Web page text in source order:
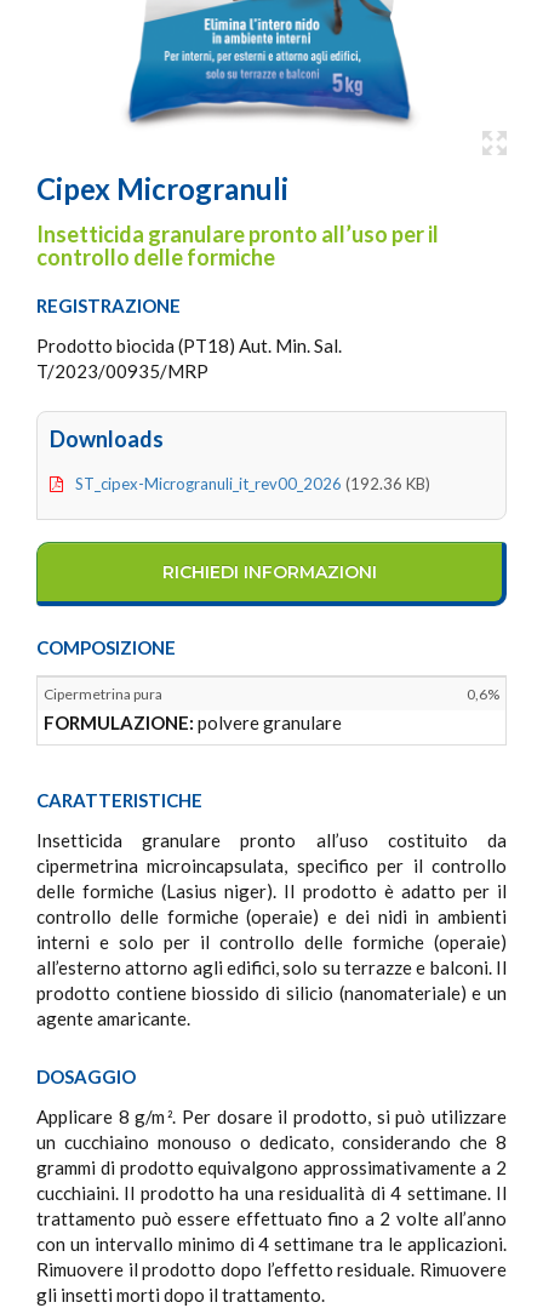
Cipex Microgranuli
Insetticida granulare pronto all’uso per il
controllo delle formiche
REGISTRAZIONE
Prodotto biocida (PT18) Aut. Min. Sal.
T/2023/00935/MRP
Downloads
ST_cipex-Microgranuli_it_rev00_2026 (192.36 KB)
RICHIEDI INFORMAZIONI
COMPOSIZIONE
Cipermetrina pura 0,6%
FORMULAZIONE: polvere granulare
CARATTERISTICHE
Insetticida granulare pronto all’uso costituito da
cipermetrina microincapsulata, specifico per il controllo
delle formiche (Lasius niger). Il prodotto è adatto per il
controllo delle formiche (operaie) e dei nidi in ambienti
interni e solo per il controllo delle formiche (operaie)
all’esterno attorno agli edifici, solo su terrazze e balconi. Il
prodotto contiene biossido di silicio (nanomateriale) e un
agente amaricante.
DOSAGGIO
Applicare 8 g/m 2. Per dosare il prodotto, si può utilizzare
un cucchiaino monouso o dedicato, considerando che 8
grammi di prodotto equivalgono approssimativamente a 2
cucchiaini. Il prodotto ha una residualità di 4 settimane. Il
trattamento può essere effettuato fino a 2 volte all’anno
con un intervallo minimo di 4 settimane tra le applicazioni.
Rimuovere il prodotto dopo l’effetto residuale. Rimuovere
gli insetti morti dopo il trattamento.